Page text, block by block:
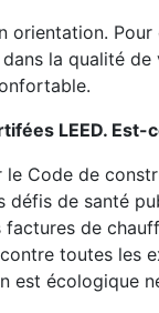
orientation.
la qualité
LEED.
Code de
de santé
de
toutes les
est écologique